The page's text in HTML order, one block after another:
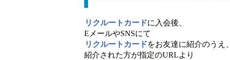
リクルートカードに入会後、
EメールやSNSにて
リクルートカードをお友達に紹介のうえ、
紹介された方が指定のURLより